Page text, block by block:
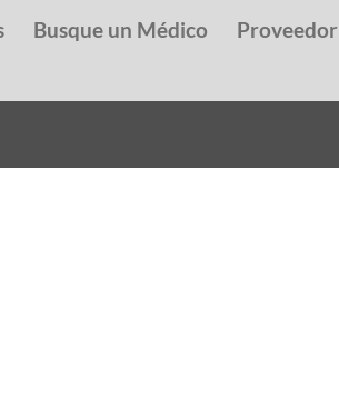
Busque un Médico Proveedor